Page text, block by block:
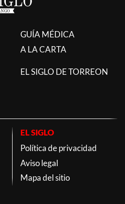
GUÍA MÉDICA
A LA CARTA
EL SIGLO DE TORREON
EL SIGLO
Política de privacidad
Aviso legal
Mapa del sitio